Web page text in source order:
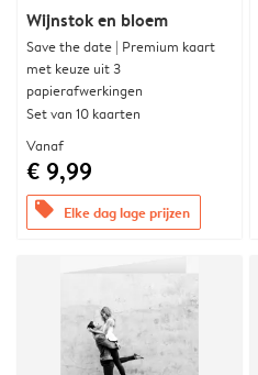
Wijnstok en bloem
Save the date | Premium kaart
met keuze uit 3
papierafwerkingen
Set van 10 kaarten
Vanaf
€ 9,99
offers Elke dag lage prijzen